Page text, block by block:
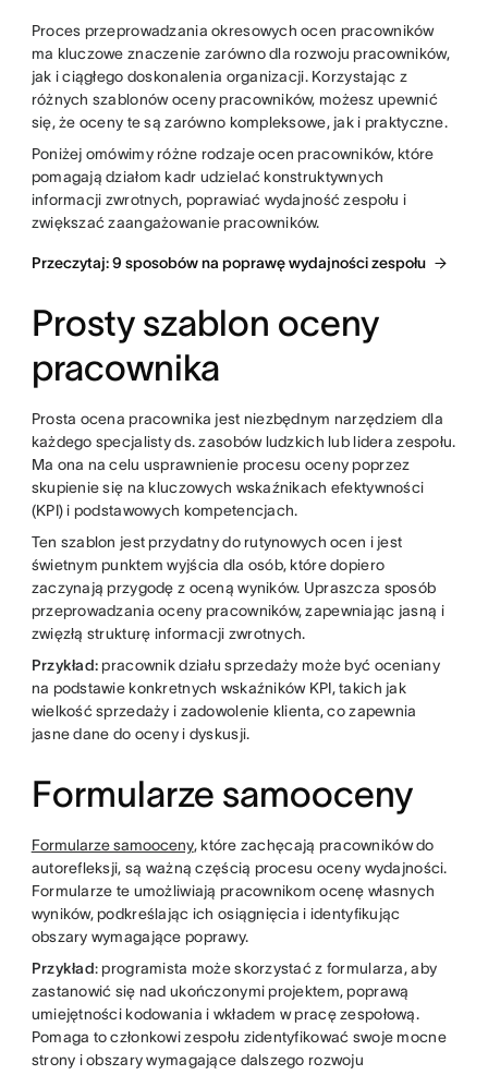
Proces przeprowadzania okresowych ocen pracowników
ma kluczowe znaczenie zarówno dla rozwoju pracowników,
jak i ciągłego doskonalenia organizacji. Korzystając z
różnych szablonów oceny pracowników, możesz upewnić
się, że oceny te są zarówno kompleksowe, jak i praktyczne.
Poniżej omówimy różne rodzaje ocen pracowników, które
pomagają działom kadr udzielać konstruktywnych
informacji zwrotnych, poprawiać wydajność zespołu i
zwiększać zaangażowanie pracowników.
Przeczytaj: 9 sposobów na poprawę wydajności zespołu
Prosty szablon oceny
pracownika
Prosta ocena pracownika jest niezbędnym narzędziem dla
każdego specjalisty ds. zasobów ludzkich lub lidera zespołu.
Ma ona na celu usprawnienie procesu oceny poprzez
skupienie się na kluczowych wskaźnikach efektywności
(KPI) i podstawowych kompetencjach.
Ten szablon jest przydatny do rutynowych ocen i jest
świetnym punktem wyjścia dla osób, które dopiero
zaczynają przygodę z oceną wyników. Upraszcza sposób
przeprowadzania oceny pracowników, zapewniając jasną i
zwięzłą strukturę informacji zwrotnych.
Przykład: pracownik działu sprzedaży może być oceniany
na podstawie konkretnych wskaźników KPI, takich jak
wielkość sprzedaży i zadowolenie klienta, co zapewnia
jasne dane do oceny i dyskusji.
Formularze samooceny
Formularze samooceny, które zachęcają pracowników do
autorefleksji, są ważną częścią procesu oceny wydajności.
Formularze te umożliwiają pracownikom ocenę własnych
wyników, podkreślając ich osiągnięcia i identyfikując
obszary wymagające poprawy.
Przykład: programista może skorzystać z formularza, aby
zastanowić się nad ukończonymi projektem, poprawą
umiejętności kodowania i wkładem w pracę zespołową.
Pomaga to członkowi zespołu zidentyfikować swoje mocne
strony i obszary wymagające dalszego rozwoju